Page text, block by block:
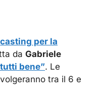
casting per la
da Gabriele
bene”. Le
tra il 6 e